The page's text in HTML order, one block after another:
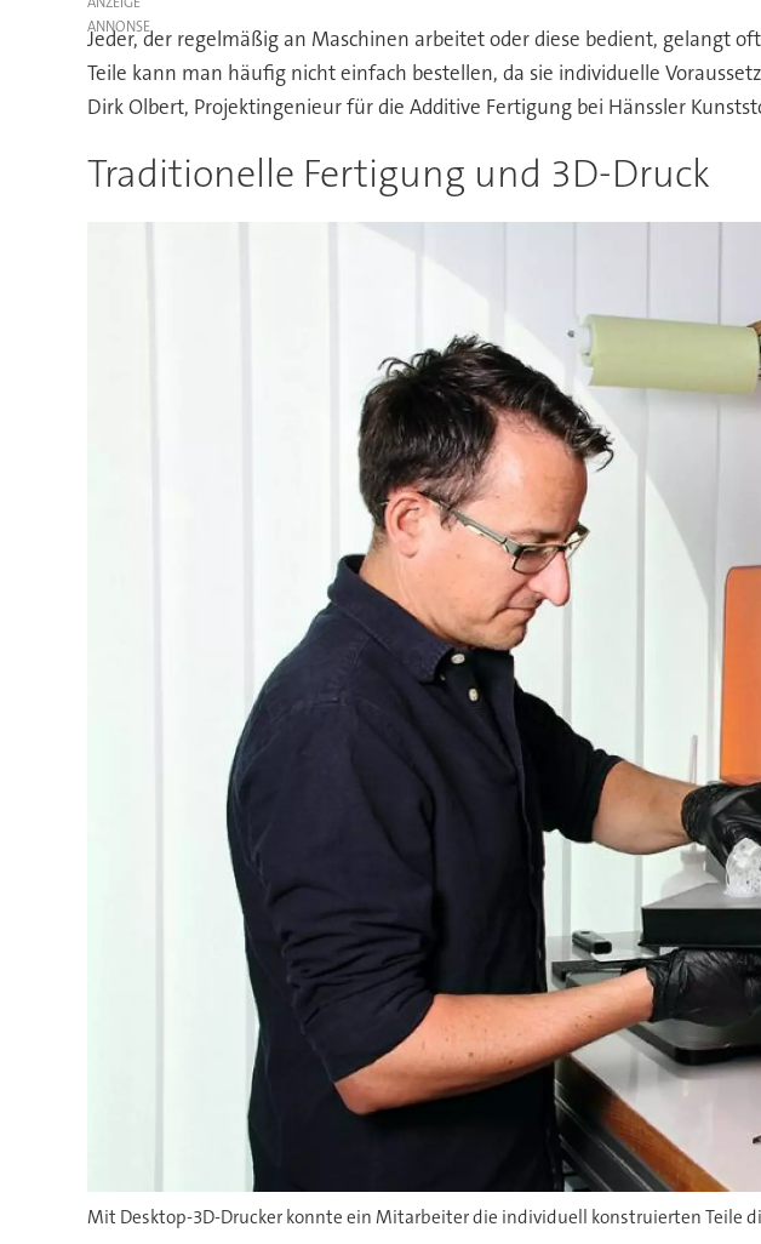
Jeder, der regelmäßig an Maschinen arbeitet oder diese bedient, gelangt
Teile kann man häufig nicht einfach bestellen, da sie individuelle
Dirk Olbert, Projektingenieur für die Additive Fertigung bei Hänssler
Traditionelle Fertigung und 3D-Druck
Mit Desktop-3D-Drucker konnte ein Mitarbeiter die individuell konstruierten Teile